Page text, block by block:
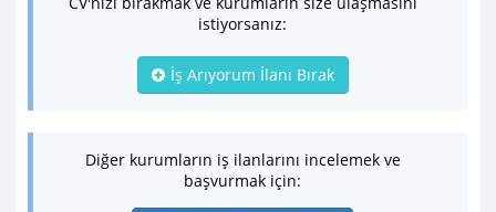
istiyorsanız:
İş Arıyorum İlanı Bırak
Diğer kurumların iş ilanlarını incelemek ve
başvurmak için: